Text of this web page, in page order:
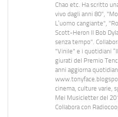
Chao etc. Ha scritto
vivo dagli anni 80",
L’uomo cangiante",
Scott-Heron Il Bob
senza tempo".
"Vinile" e i quotidiani
giurati del Premio
anni aggiorna
cinema, culture varie,
Mei Musicletter del
Collabora con